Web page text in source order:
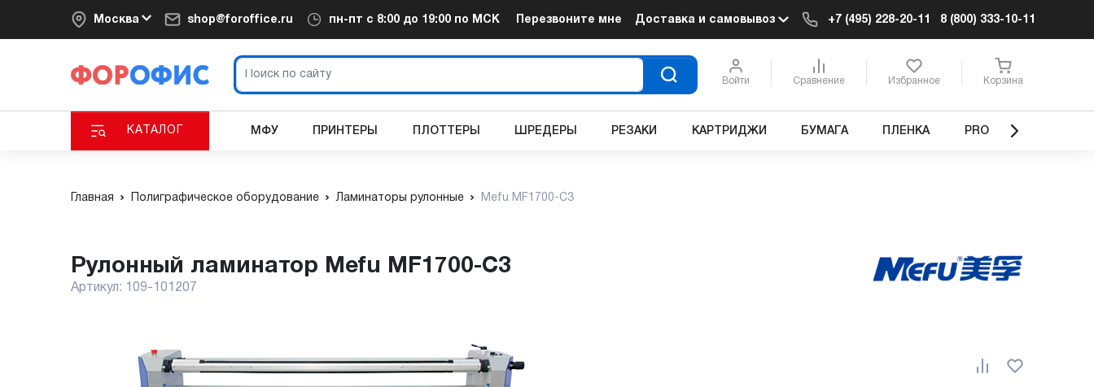
Москва shop@foroffice.ru пн-пт с 8:00 до 19:00 по МСК Перезвоните мне Доставка и самовывоз +7 (495) 228-20-11 8 (800) 333-10-11
Войти Сравнение Избранное Корзина
КАТАЛОГ МФУ ПРИНТЕРЫ ПЛОТТЕРЫ ШРЕДЕРЫ РЕЗАКИ КАРТРИДЖИ БУМАГА ПЛЕНКА PRO
Главная Полиграфическое оборудование Ламинаторы рулонные Mefu MF1700-C3
Рулонный ламинатор Mefu MF1700-C3
Артикул: 109-101207